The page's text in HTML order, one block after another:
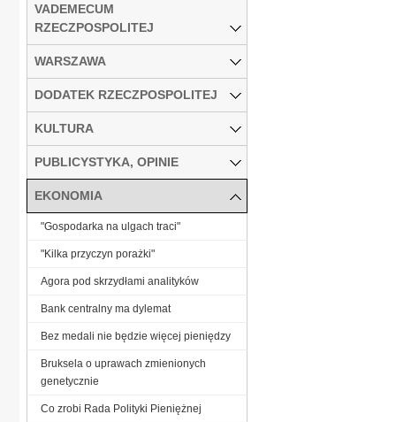
VADEMECUM
RZECZPOSPOLITEJ
WARSZAWA
DODATEK RZECZPOSPOLITEJ
KULTURA
PUBLICYSTYKA, OPINIE
EKONOMIA
"Gospodarka na ulgach traci"
"Kilka przyczyn porażki"
Agora pod skrzydłami analityków
Bank centralny ma dylemat
Bez medali nie będzie więcej pieniędzy
Bruksela o uprawach zmienionych
genetycznie
Co zrobi Rada Polityki Pieniężnej